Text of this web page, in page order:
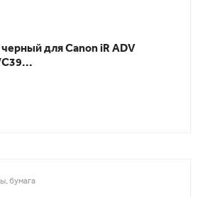
для Canon iR ADV
бумага